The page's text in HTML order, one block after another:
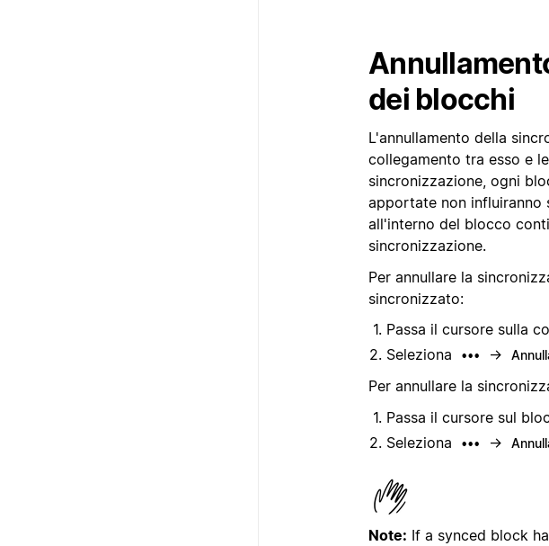
dei blocchi
L'annullamento della
collegamento tra esso e
sincronizzazione, ogni
apportate non influiranno
all'interno del blocco
sincronizzazione.
Per annullare la
sincronizzato:
Passa il cursore sulla
Seleziona
••• →
Per annullare la
Passa il cursore sul
Seleziona
••• →
Note: If a synced block